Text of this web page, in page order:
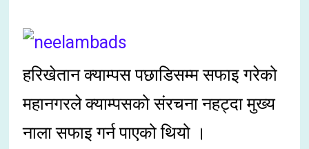
हरिखेतान क्याम्पस पछाडिसम्म सफाइ गरेको
महानगरले क्याम्पसको संरचना नहट्दा मुख्य
नाला सफाइ गर्न पाएको थियो ।